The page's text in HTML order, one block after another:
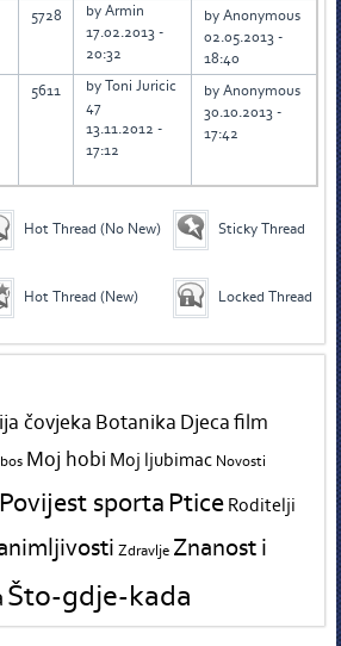
5728
by Armin
17.02.2013 -
20:32
by Anonymous
02.05.2013 -
18:40
5611
by Toni Juricic
47
13.11.2012 -
17:12
by Anonymous
30.10.2013 -
17:42
Hot Thread (No New)
Hot Thread (New)
Sticky Thread
Locked Thread
čovjeka Botanika Djeca film
Moj hobi Moj ljubimac Novosti
Povijest sportaPtice Roditelji
Zdravlje Znanost i
Što-gdje-kada